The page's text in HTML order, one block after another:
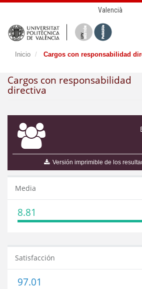
Valencià
Inicio Cargos con responsabilidad
Cargos con responsabilidad
directiva
Versión imprimible de los
Media
8.81
Satisfacción
97.01